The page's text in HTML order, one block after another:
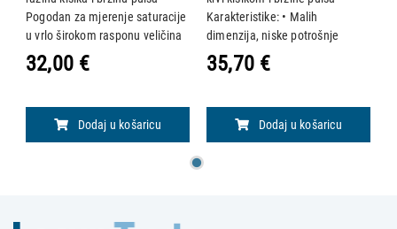
Pogodan za mjerenje saturacije
u vrlo širokom rasponu veličina
prstiju - od pedijatrijskih do
odraslih pacijenata Glavne
32,00 €
Dodaj u košaricu
Karakteristike: • Malih
dimenzija, niske potrošnje
energije, jednostavan za
korištenje i prikladan za nošenje
prikaz otkucaja
35,70 €
Dodaj u košaricu